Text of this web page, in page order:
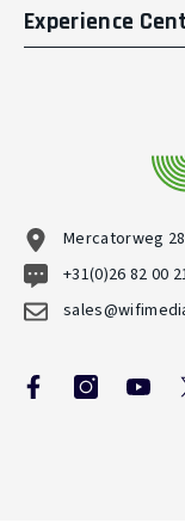
Experience
Mercatorweg
+31(0)26 82 00